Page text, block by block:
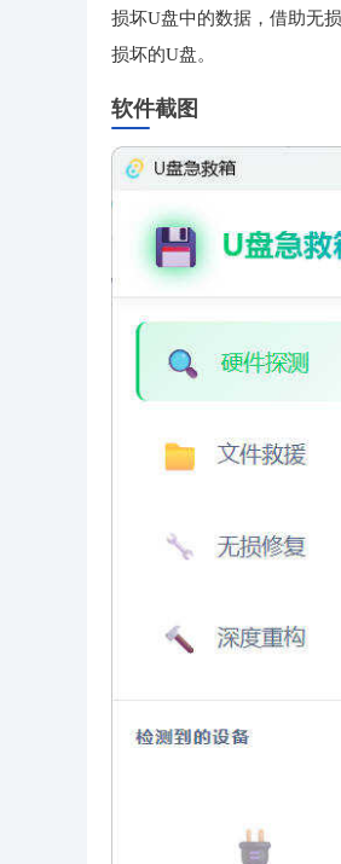
损坏U盘中的数据，借助无
损坏的U盘。
软件截图